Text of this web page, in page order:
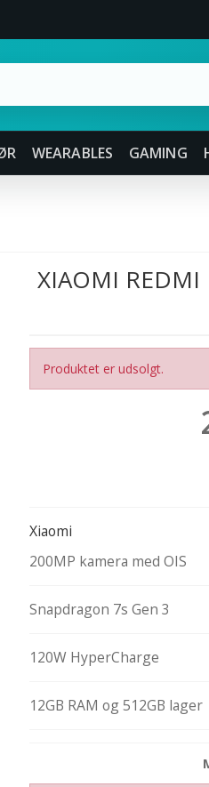
WEARABLES GAMING
XIAOMI REDMI
Produktet er udsolgt.
Xiaomi
200MP kamera med OIS
Snapdragon 7s Gen 3
120W HyperCharge
12GB RAM og 512GB lager